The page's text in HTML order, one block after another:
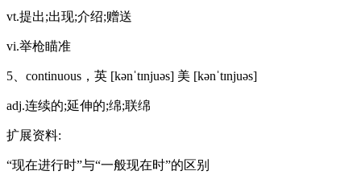
vt.提出;出现;介绍;赠送
vi.举枪瞄准
5、continuous，英 [kənˈtɪnjuəs] 美 [kənˈtɪnjuəs]
adj.连续的;延伸的;绵;联绵
扩展资料:
“现在进行时”与“一般现在时”的区别